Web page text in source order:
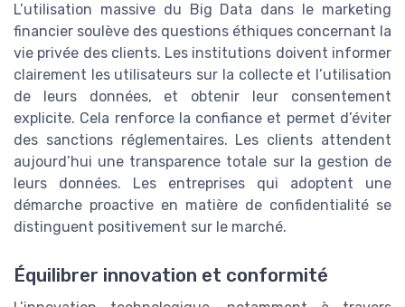
L’utilisation massive du Big Data dans le marketing
financier soulève des questions éthiques concernant la
vie privée des clients. Les institutions doivent informer
clairement les utilisateurs sur la collecte et l’utilisation
de leurs données, et obtenir leur consentement
explicite. Cela renforce la confiance et permet d’éviter
des sanctions réglementaires. Les clients attendent
aujourd’hui une transparence totale sur la gestion de
leurs données. Les entreprises qui adoptent une
démarche proactive en matière de confidentialité se
distinguent positivement sur le marché.
Équilibrer innovation et conformité